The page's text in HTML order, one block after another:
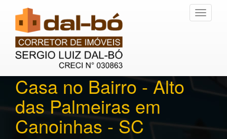
Toggle
Casa no Bairro - Alto
das Palmeiras em
Canoinhas - SC